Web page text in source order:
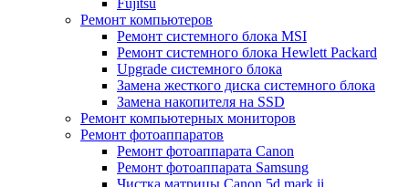
Fujitsu
Ремонт компьютеров
Ремонт системного блока MSI
Ремонт системного блока Hewlett Packard
Upgrade системного блока
Замена жесткого диска системного блока
Замена накопителя на SSD
Ремонт компьютерных мониторов
Ремонт фотоаппаратов
Ремонт фотоаппарата Canon
Ремонт фотоаппарата Samsung
Чистка матрицы Canon 5d mark ii